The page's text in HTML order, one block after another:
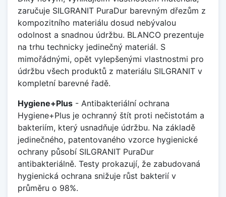
zaručuje SILGRANIT PuraDur barevným dřezům z
kompozitního materiálu dosud nebývalou
odolnost a snadnou údržbu. BLANCO prezentuje
na trhu technicky jedinečný materiál. S
mimořádnými, opět vylepšenými vlastnostmi pro
údržbu všech produktů z materiálu SILGRANIT v
kompletní barevné řadě.
Hygiene+Plus - Antibakteriální ochrana
Hygiene+Plus je ochranný štít proti nečistotám a
bakteriím, který usnadňuje údržbu. Na základě
jedinečného, patentovaného vzorce hygienické
ochrany působí SILGRANIT PuraDur
antibakteriálně. Testy prokazují, že zabudovaná
hygienická ochrana snižuje růst bakterií v
průměru o 98%.